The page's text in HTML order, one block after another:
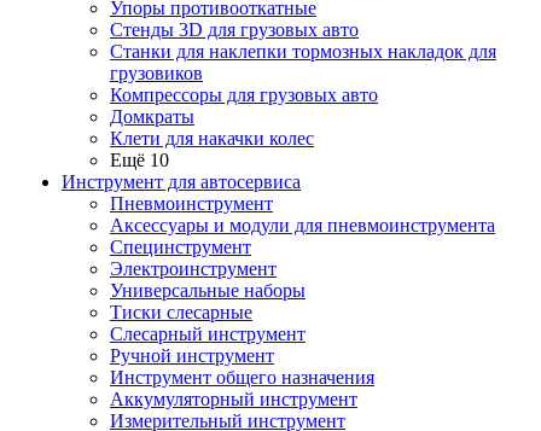
Упоры противооткатные
Стенды 3D для грузовых авто
Станки для наклепки тормозных накладок для
грузовиков
Компрессоры для грузовых авто
Домкраты
Клети для накачки колес
Ещё 10
Инструмент для автосервиса
Пневмоинструмент
Аксессуары и модули для пневмоинструмента
Специнструмент
Электроинструмент
Универсальные наборы
Тиски слесарные
Слесарный инструмент
Ручной инструмент
Инструмент общего назначения
Аккумуляторный инструмент
Измерительный инструмент